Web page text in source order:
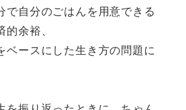
で自分のごはんを用意できる
余裕、
ベースにした生き方の問題に